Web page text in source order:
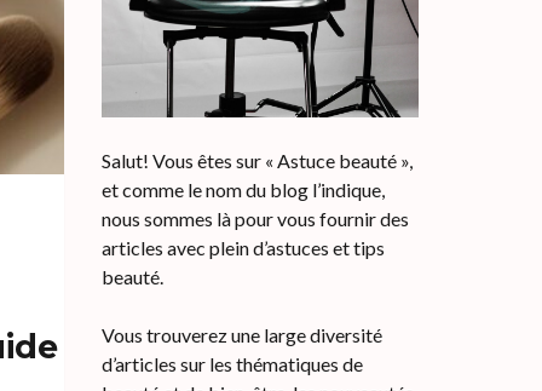
Salut! Vous êtes sur « Astuce beauté »,
et comme le nom du blog l’indique,
nous sommes là pour vous fournir des
articles avec plein d’astuces et tips
beauté.
Vous trouverez une large diversité
d’articles sur les thématiques de